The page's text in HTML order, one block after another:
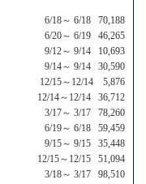
6/18～ 6/18 70,188
6/20～ 6/19 46,265
9/12～ 9/14 10,693
9/14～ 9/14 30,590
12/15～12/14 5,876
12/14～12/14 36,712
3/17～ 3/17 78,260
6/19～ 6/18 59,459
9/15～ 9/15 35,448
12/15～12/15 51,094
3/18～ 3/17 98,510